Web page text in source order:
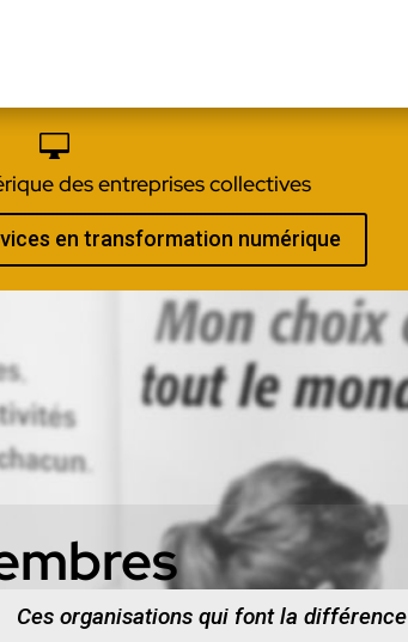

des entreprises collectives
en transformation numérique
Ces organisations qui font la différence